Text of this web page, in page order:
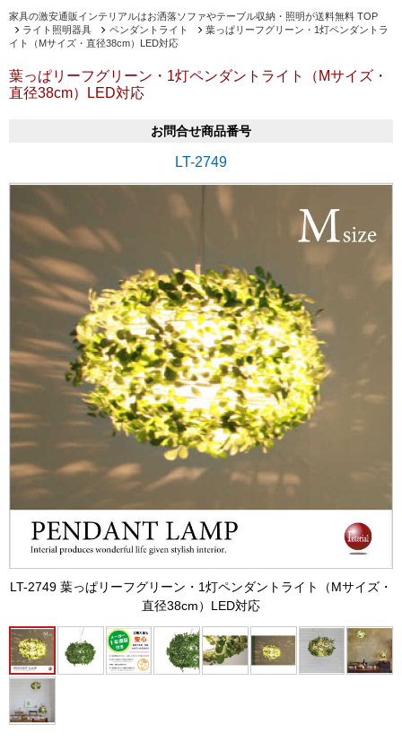
家具の激安通販インテリアルはお洒落ソファやテーブル収納・照明が送料無料 TOP
ライト照明器具
ペンダントライト
葉っぱリーフグリーン・1灯ペンダントラ
イト（Mサイズ・直径38cm）LED対応
葉っぱリーフグリーン・1灯ペンダントライト（Mサイズ・
直径38cm）LED対応
お問合せ商品番号
LT-2749
LT-2749 葉っぱリーフグリーン・1灯ペンダントライト（Mサイズ・
直径38cm）LED対応